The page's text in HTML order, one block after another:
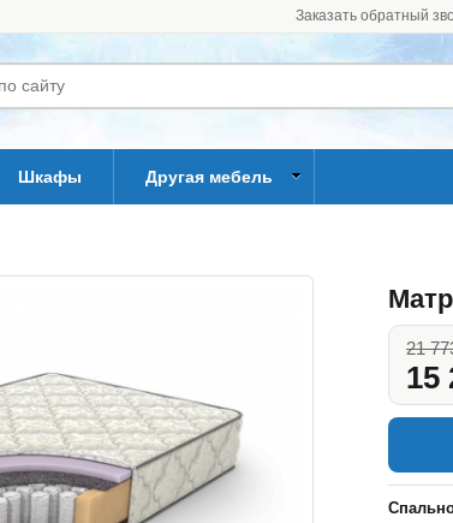
Заказать обратный
Шкафы Другая мебель
21
15